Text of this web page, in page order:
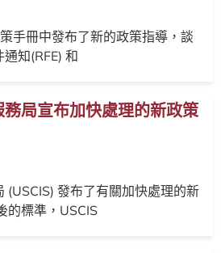
手冊中發布了新的政策指導，談
知(RFE) 和
局宣布加快處理的新政策
(USCIS) 發布了有關加快處理的新
的標準，USCIS